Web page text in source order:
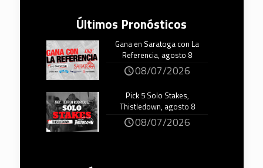
Últimos Pronósticos
Gana en Saratoga con La
Referencia, agosto 8
08/07/2026
Pick 5 Solo Stakes,
Thistledown, agosto 8
08/07/2026